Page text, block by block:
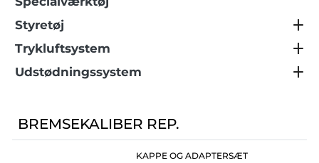
Styretøj
Trykluftsystem
Udstødningssystem
BREMSEKALIBER REP.
KAPPE OG ADAPTERSÆT